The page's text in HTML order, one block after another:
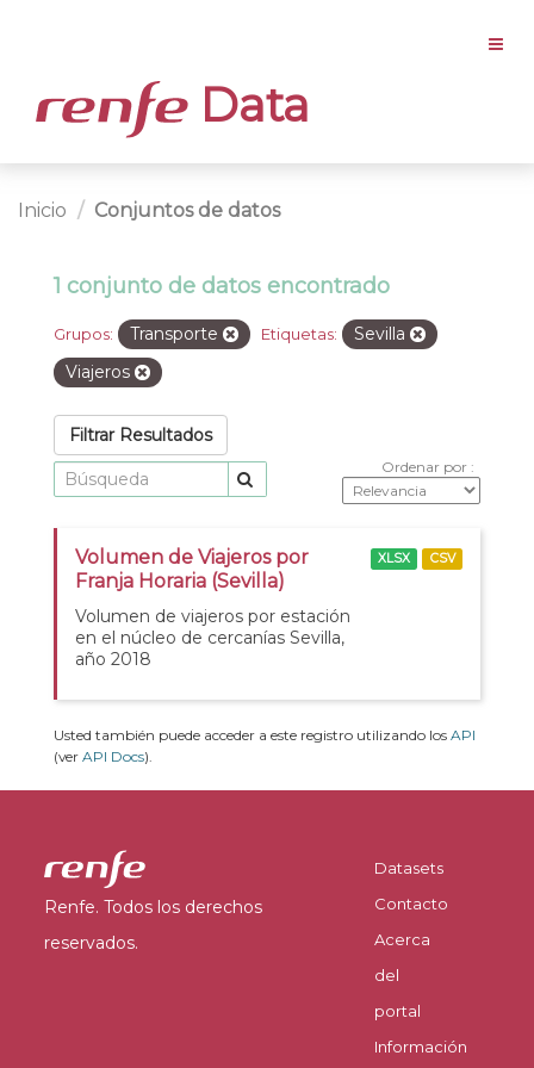
Data
Inicio Conjuntos de datos
1 conjunto de datos encontrado
Grupos: Transporte Etiquetas:
Sevilla
Viajeros
Filtrar Resultados
Ordenar por
Volumen de Viajeros por
Franja Horaria (Sevilla)
Volumen de viajeros por estación
en el núcleo de cercanías Sevilla,
año 2018
XLSX CSV
Usted también puede acceder a este registro utilizando los API
(ver API Docs).
Renfe. Todos los derechos
reservados.
Datasets
Contacto
Acerca
del
portal
Información